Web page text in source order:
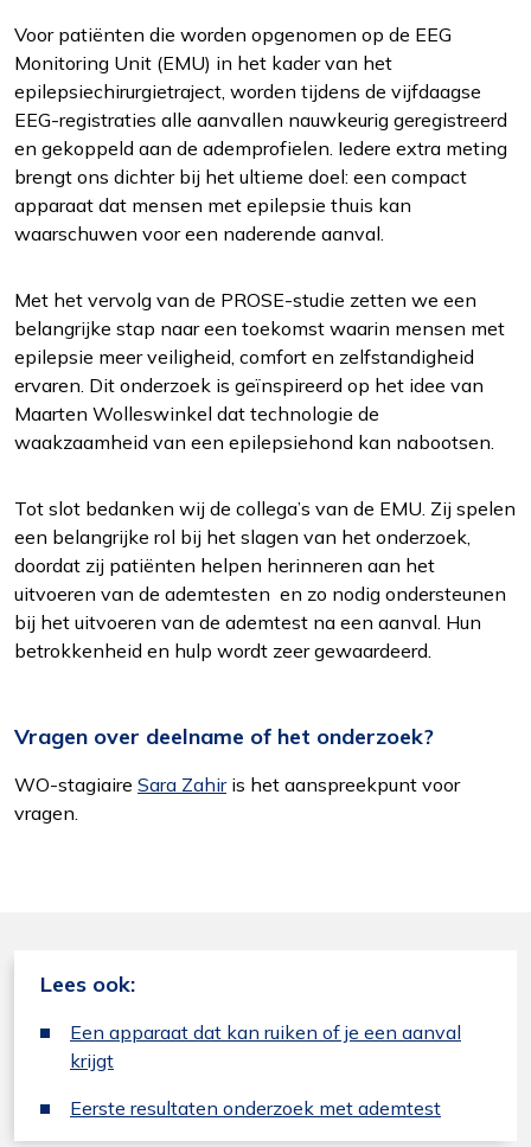
Voor patiënten die worden opgenomen op de EEG
Monitoring Unit (EMU) in het kader van het
epilepsiechirurgietraject, worden tijdens de vijfdaagse
EEG-registraties alle aanvallen nauwkeurig geregistreerd
en gekoppeld aan de ademprofielen. Iedere extra meting
brengt ons dichter bij het ultieme doel: een compact
apparaat dat mensen met epilepsie thuis kan
waarschuwen voor een naderende aanval.
Met het vervolg van de PROSE-studie zetten we een
belangrijke stap naar een toekomst waarin mensen met
epilepsie meer veiligheid, comfort en zelfstandigheid
ervaren. Dit onderzoek is geïnspireerd op het idee van
Maarten Wolleswinkel dat technologie de
waakzaamheid van een epilepsiehond kan nabootsen.
Tot slot bedanken wij de collega’s van de EMU. Zij spelen
een belangrijke rol bij het slagen van het onderzoek,
doordat zij patiënten helpen herinneren aan het
uitvoeren van de ademtesten en zo nodig ondersteunen
bij het uitvoeren van de ademtest na een aanval. Hun
betrokkenheid en hulp wordt zeer gewaardeerd.
Vragen over deelname of het onderzoek?
WO-stagiaire Sara Zahiris het aanspreekpunt voor
vragen.
Lees ook:
Een apparaat dat kan ruiken of je een aanval
krijgt
Eerste resultaten onderzoek met ademtest